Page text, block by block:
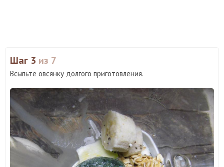
Шаг 3 из 7
Всыпьте овсянку долгого приготовления.